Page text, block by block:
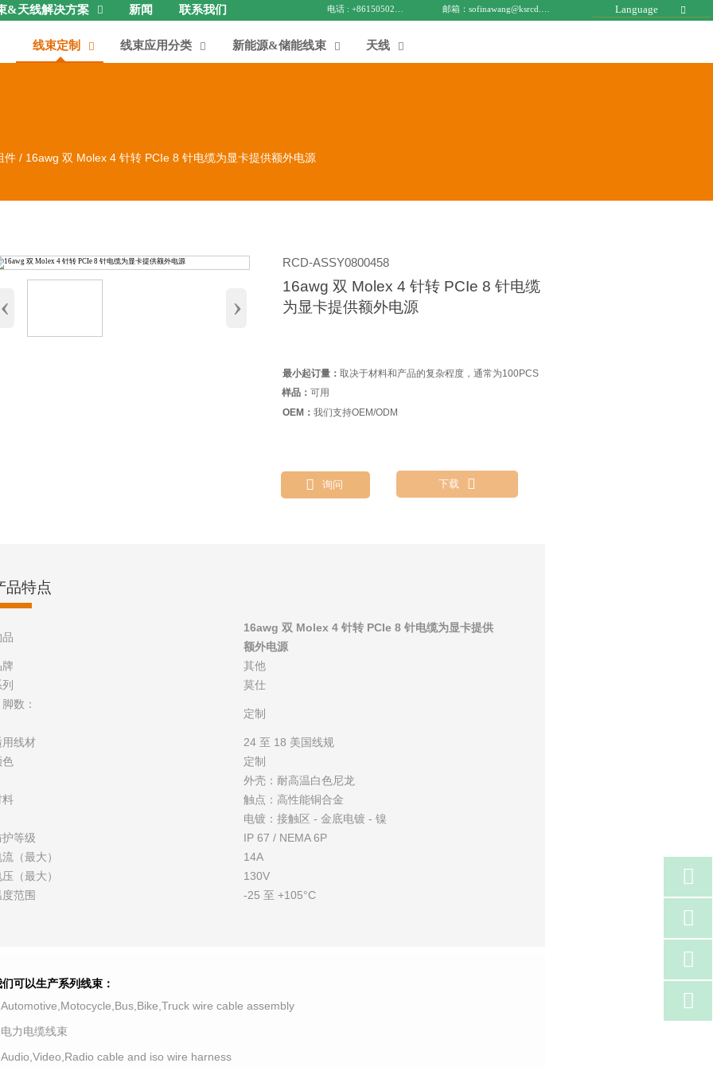
&天线解决方案  新闻 联系我们 Language 
线束定制  线束应用分类  新能源&储能线束  天线 
件/ 16awg 双 Molex 4 针转 PCIe 8 针电缆为显卡提供额外电源
‹ ›
RCD-ASSY0800458
16awg 双 Molex 4 针转 PCIe 8 针电缆
为显卡提供额外电源
最小起订量： 取决于材料和产品的复杂程度，通常为100PCS
样品：可用
OEM： 我们支持OEM/ODM
 询问 下载 
品特点
品
16awg 双 Molex 4 针转 PCIe 8 针电缆为显卡提供
额外电源
牌
其他
莫仕
数：
定制
用线材
24 至 18 美国线规
色
定制
料
外壳：耐高温白色尼龙
触点：高性能铜合金
电镀：接触区 - 金底电镀 - 镍
护等级
IP 67 / NEMA 6P
（最大）
14A
（最大）
130V
度范围
-25 至 +105°C
可以生产系列线束：
wire cable assembly
力电缆线束
cable and iso wire harness



